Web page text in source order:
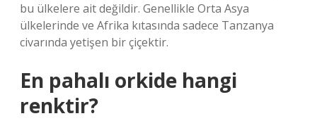
bu ülkelere ait değildir. Genellikle Orta Asya
ülkelerinde ve Afrika kıtasında sadece Tanzanya
civarında yetişen bir çiçektir.
En pahalı orkide hangi
renktir?